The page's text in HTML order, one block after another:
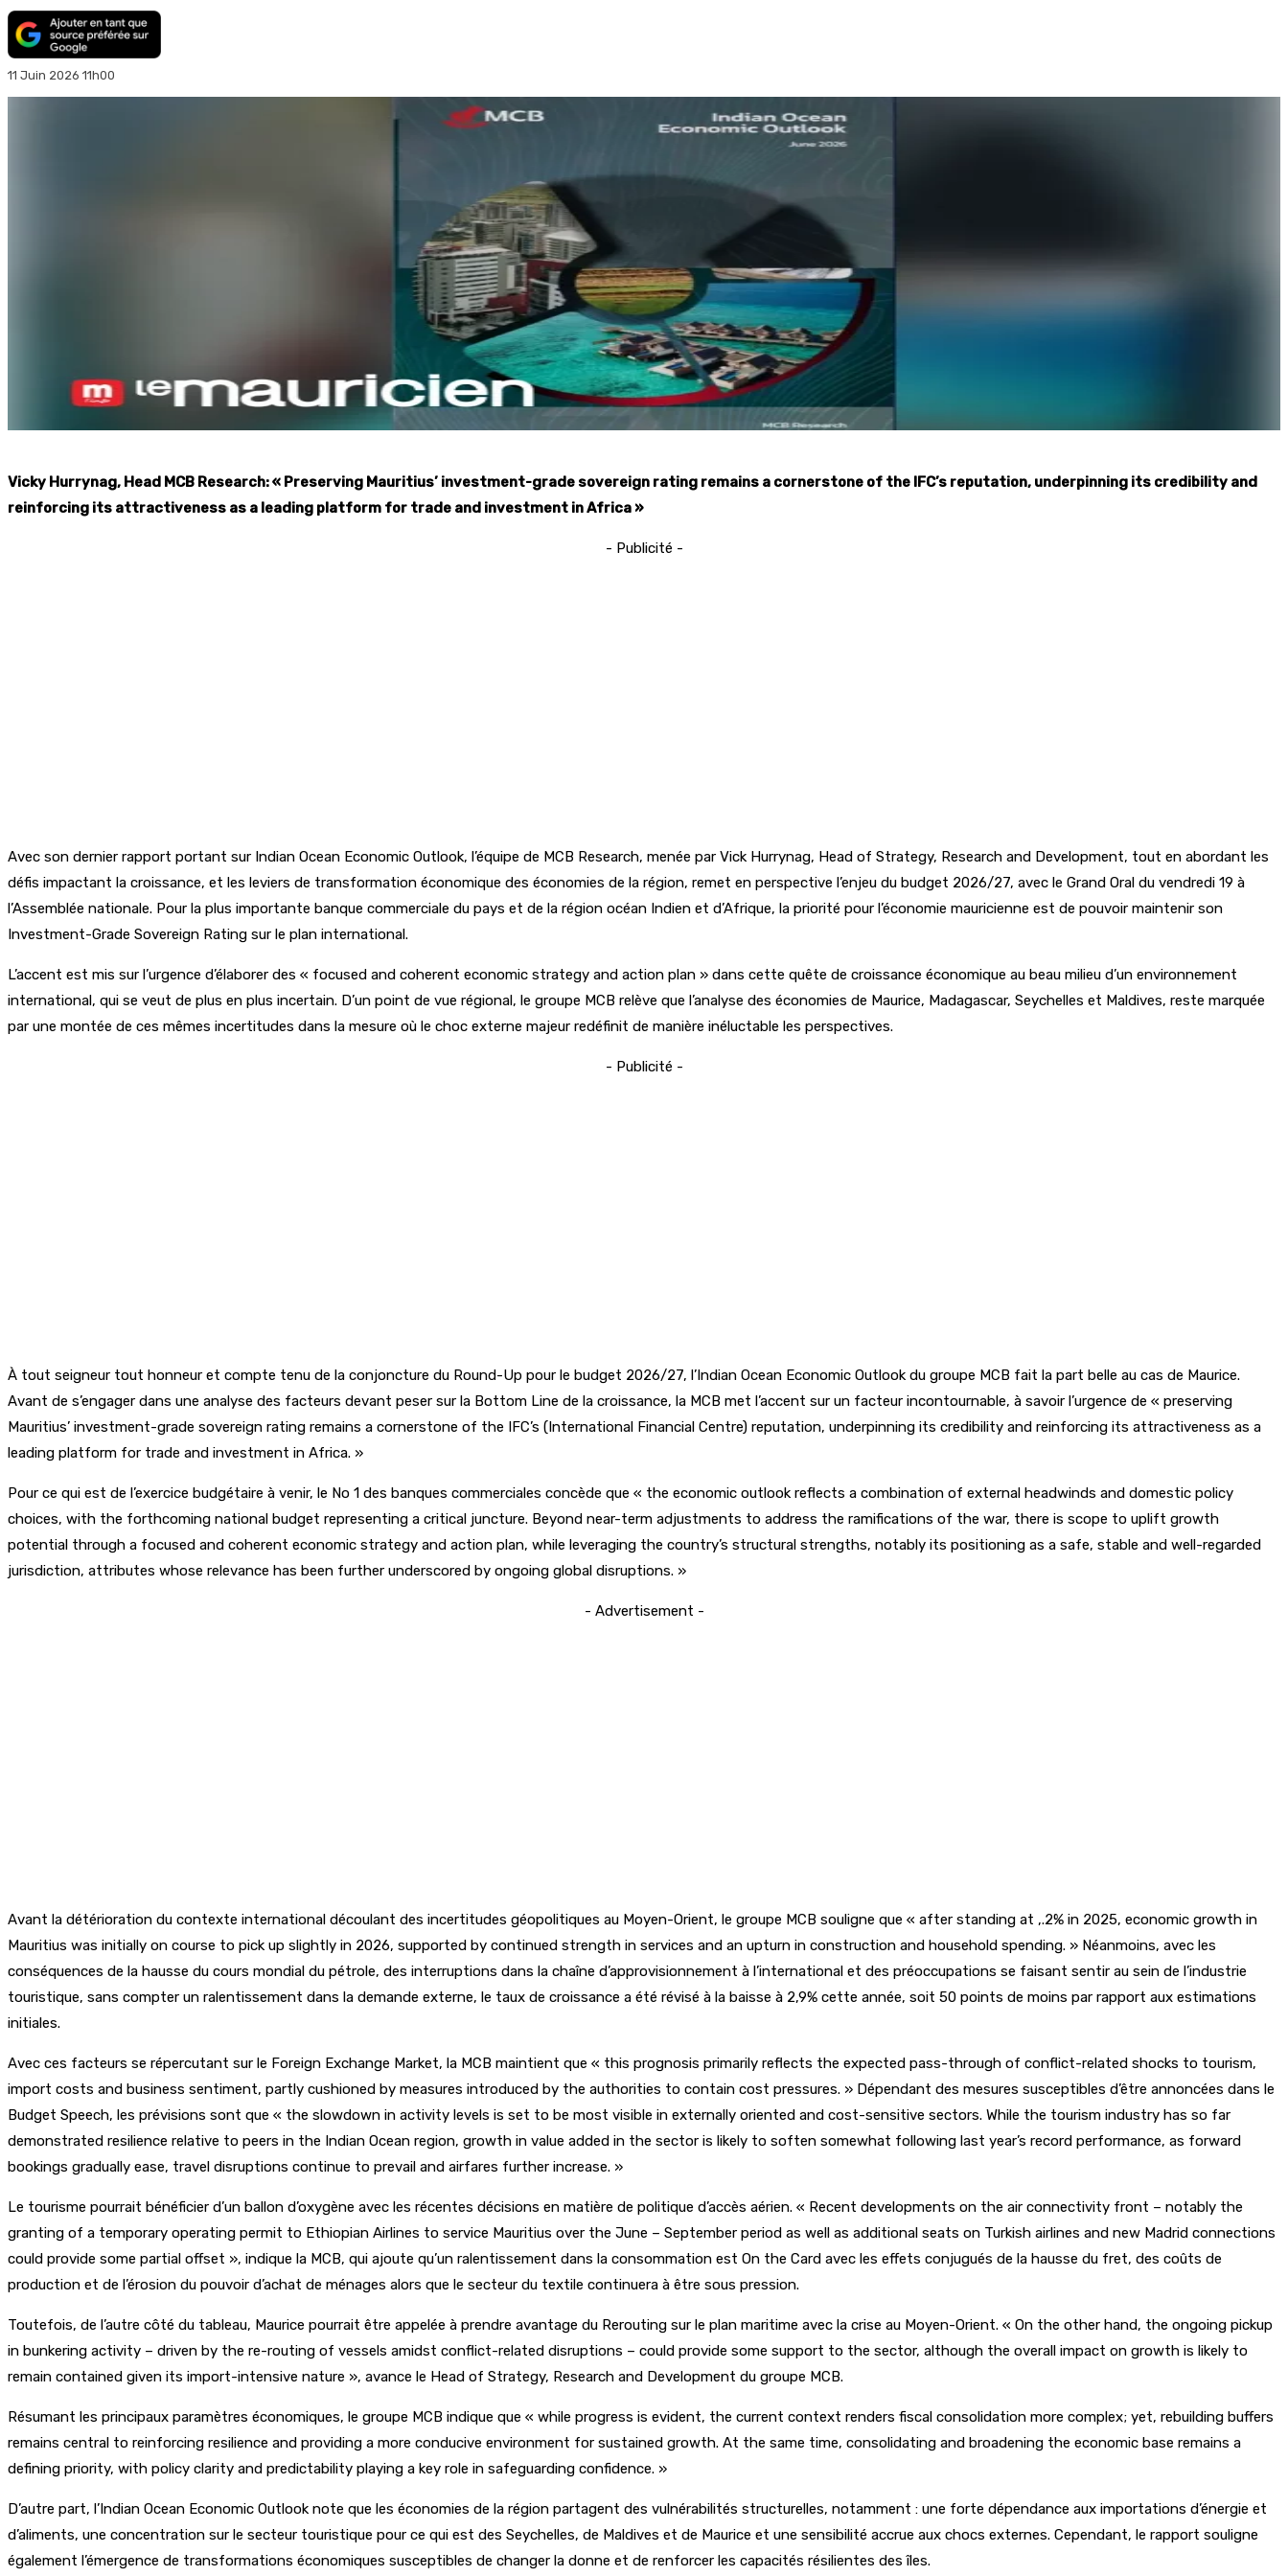
11 Juin 2026 11h00
Vicky Hurrynag, Head MCB Research: « Preserving Mauritius’ investment-grade sovereign rating remains a cornerstone of the IFC’s reputation, underpinning its credibility and
reinforcing its attractiveness as a leading platform for trade and investment in Africa »
- Publicité -
Avec son dernier rapport portant sur Indian Ocean Economic Outlook, l’équipe de MCB Research, menée par Vick Hurrynag, Head of Strategy, Research and Development, tout en abordant les
défis impactant la croissance, et les leviers de transformation économique des économies de la région, remet en perspective l’enjeu du budget 2026/27, avec le Grand Oral du vendredi 19 à
l’Assemblée nationale. Pour la plus importante banque commerciale du pays et de la région océan Indien et d’Afrique, la priorité pour l’économie mauricienne est de pouvoir maintenir son
Investment-Grade Sovereign Rating sur le plan international.
L’accent est mis sur l’urgence d’élaborer des « focused and coherent economic strategy and action plan » dans cette quête de croissance économique au beau milieu d’un environnement
international, qui se veut de plus en plus incertain. D’un point de vue régional, le groupe MCB relève que l’analyse des économies de Maurice, Madagascar, Seychelles et Maldives, reste marquée
par une montée de ces mêmes incertitudes dans la mesure où le choc externe majeur redéfinit de manière inéluctable les perspectives.
- Publicité -
À tout seigneur tout honneur et compte tenu de la conjoncture du Round-Up pour le budget 2026/27, l’Indian Ocean Economic Outlook du groupe MCB fait la part belle au cas de Maurice.
Avant de s’engager dans une analyse des facteurs devant peser sur la Bottom Line de la croissance, la MCB met l’accent sur un facteur incontournable, à savoir l’urgence de « preserving
Mauritius’ investment-grade sovereign rating remains a cornerstone of the IFC’s (International Financial Centre) reputation, underpinning its credibility and reinforcing its attractiveness as a
leading platform for trade and investment in Africa. »
Pour ce qui est de l’exercice budgétaire à venir, le No 1 des banques commerciales concède que « the economic outlook reflects a combination of external headwinds and domestic policy
choices, with the forthcoming national budget representing a critical juncture. Beyond near-term adjustments to address the ramifications of the war, there is scope to uplift growth
potential through a focused and coherent economic strategy and action plan, while leveraging the country’s structural strengths, notably its positioning as a safe, stable and well-regarded
jurisdiction, attributes whose relevance has been further underscored by ongoing global disruptions. »
- Advertisement -
Avant la détérioration du contexte international découlant des incertitudes géopolitiques au Moyen-Orient, le groupe MCB souligne que « after standing at ,.2% in 2025, economic growth in
Mauritius was initially on course to pick up slightly in 2026, supported by continued strength in services and an upturn in construction and household spending. » Néanmoins, avec les
conséquences de la hausse du cours mondial du pétrole, des interruptions dans la chaîne d’approvisionnement à l’international et des préoccupations se faisant sentir au sein de l’industrie
touristique, sans compter un ralentissement dans la demande externe, le taux de croissance a été révisé à la baisse à 2,9% cette année, soit 50 points de moins par rapport aux estimations
initiales.
Avec ces facteurs se répercutant sur le Foreign Exchange Market, la MCB maintient que « this prognosis primarily reflects the expected pass-through of conflict-related shocks to tourism,
import costs and business sentiment, partly cushioned by measures introduced by the authorities to contain cost pressures. » Dépendant des mesures susceptibles d’être annoncées dans le
Budget Speech, les prévisions sont que « the slowdown in activity levels is set to be most visible in externally oriented and cost-sensitive sectors. While the tourism industry has so far
demonstrated resilience relative to peers in the Indian Ocean region, growth in value added in the sector is likely to soften somewhat following last year’s record performance, as forward
bookings gradually ease, travel disruptions continue to prevail and airfares further increase. »
Le tourisme pourrait bénéficier d’un ballon d’oxygène avec les récentes décisions en matière de politique d’accès aérien. « Recent developments on the air connectivity front – notably the
granting of a temporary operating permit to Ethiopian Airlines to service Mauritius over the June – September period as well as additional seats on Turkish airlines and new Madrid connections
could provide some partial offset », indique la MCB, qui ajoute qu’un ralentissement dans la consommation est On the Card avec les effets conjugués de la hausse du fret, des coûts de
production et de l’érosion du pouvoir d’achat de ménages alors que le secteur du textile continuera à être sous pression.
Toutefois, de l’autre côté du tableau, Maurice pourrait être appelée à prendre avantage du Rerouting sur le plan maritime avec la crise au Moyen-Orient. « On the other hand, the ongoing pickup
in bunkering activity – driven by the re-routing of vessels amidst conflict-related disruptions – could provide some support to the sector, although the overall impact on growth is likely to
remain contained given its import-intensive nature », avance le Head of Strategy, Research and Development du groupe MCB.
Résumant les principaux paramètres économiques, le groupe MCB indique que « while progress is evident, the current context renders fiscal consolidation more complex; yet, rebuilding buffers
remains central to reinforcing resilience and providing a more conducive environment for sustained growth. At the same time, consolidating and broadening the economic base remains a
defining priority, with policy clarity and predictability playing a key role in safeguarding confidence. »
D’autre part, l’Indian Ocean Economic Outlook note que les économies de la région partagent des vulnérabilités structurelles, notamment : une forte dépendance aux importations d’énergie et
d’aliments, une concentration sur le secteur touristique pour ce qui est des Seychelles, de Maldives et de Maurice et une sensibilité accrue aux chocs externes. Cependant, le rapport souligne
également l’émergence de transformations économiques susceptibles de changer la donne et de renforcer les capacités résilientes des îles.